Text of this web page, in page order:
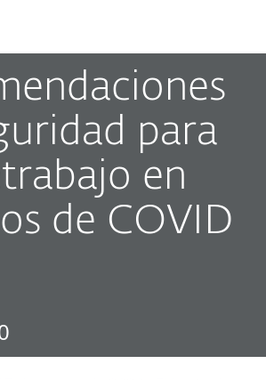
para
en
de COVID